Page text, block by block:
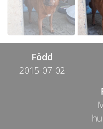
Född
2015-07-02